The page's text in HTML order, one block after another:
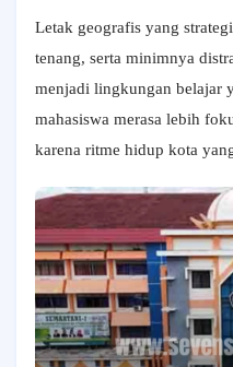
Letak geografis yang
tenang, serta minimnya
menjadi lingkungan belajar
mahasiswa merasa lebih
karena ritme hidup kota